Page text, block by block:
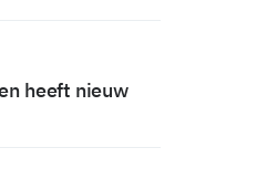
heeft nieuw